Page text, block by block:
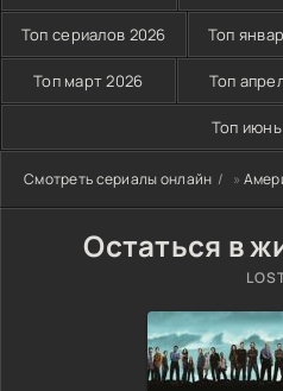
Топ сериалов 2026 Топ
Топ март 2026 Топ
Топ
Смотреть сериалы онлайн »
Остаться в